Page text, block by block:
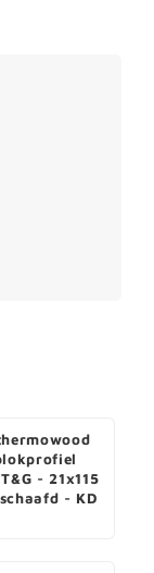
- 21x115
- KD